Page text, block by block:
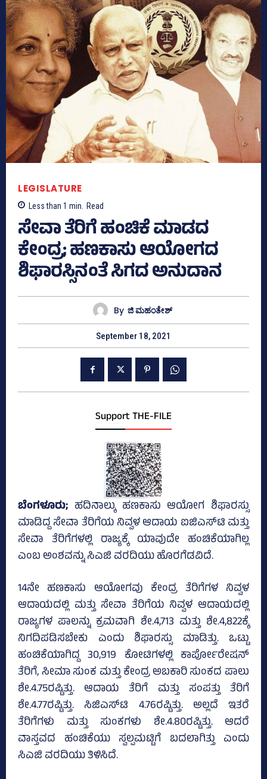
LEGISLATURE
Less than 1 min. Read
ಸೇವಾ ತೆರಿಗೆ ಹಂಚಿಕೆ ಮಾಡದ
ಕೇಂದ್ರ; ಹಣಕಾಸು ಆಯೋಗದ
ಶಿಫಾರಸ್ಸಿನಂತೆ ಸಿಗದ ಅನುದಾನ
By ಜಿ ಮಹಂತೇಶ್
September 18, 2021
Support THE-FILE
ಬೆಂಗಳೂರು; ಹದಿನಾಲ್ಕು ಹಣಕಾಸು ಆಯೋಗ ಶಿಫಾರಸ್ಸು
ಮಾಡಿದ್ದ ಸೇವಾ ತೆರಿಗೆಯ ನಿವ್ವಳ ಆದಾಯ ಐಜಿಎಸ್‌ಟಿ ಮತ್ತು
ಸೇವಾ ತೆರಿಗೆಗಳಲ್ಲಿ ರಾಜ್ಯಕ್ಕೆ ಯಾವುದೇ ಹಂಚಿಕೆಯಾಗಿಲ್ಲ
ಎಂಬ ಅಂಶವನ್ನು ಸಿಎಜಿ ವರದಿಯು ಹೊರಗೆಡವಿದೆ.
14ನೇ ಹಣಕಾಸು ಆಯೋಗವು ಕೇಂದ್ರ ತೆರಿಗೆಗಳ ನಿವ್ವಳ
ಆದಾಯದಲ್ಲಿ ಮತ್ತು ಸೇವಾ ತೆರಿಗೆಯ ನಿವ್ವಳ ಆದಾಯದಲ್ಲಿ
ರಾಜ್ಯಗಳ ಪಾಲನ್ನು ಕ್ರಮವಾಗಿ ಶೇ.4,713 ಮತ್ತು ಶೇ.4,822ಕ್ಕೆ
ನಿಗದಿಪಡಿಸಬೇಕು ಎಂದು ಶಿಫಾರಸ್ಸು ಮಾಡಿತ್ತು. ಒಟ್ಟು
ಹಂಚಿಕೆಯಾಗಿದ್ದ 30,919 ಕೋಟಿಗಳಲ್ಲಿ ಕಾರ್ಪೋರೇಷನ್‌
ತೆರಿಗೆ, ಸೀಮಾ ಸುಂಕ ಮತ್ತು ಕೇಂದ್ರ ಅಬಕಾರಿ ಸುಂಕದ ಪಾಲು
ಶೇ.4.75ರಷ್ಟಿತ್ತು. ಆದಾಯ ತೆರಿಗೆ ಮತ್ತು ಸಂಪತ್ತು ತೆರಿಗೆ
ಶೇ.4.77ರಷ್ಟಿತ್ತು. ಸಿಜಿಎಸ್‌ಟಿ 4.76ರಷ್ಟಿತ್ತು. ಅಲ್ಲದೆ ಇತರೆ
ತೆರಿಗೆಗಳು ಮತ್ತು ಸುಂಕಗಳು ಶೇ.4.80ರಷ್ಟಿತ್ತು. ಆದರೆ
ವಾಸ್ತವದ ಹಂಚಿಕೆಯು ಸ್ವಲ್ಪಮಟ್ಟಿಗೆ ಬದಲಾಗಿತ್ತು ಎಂದು
ಸಿಎಜಿ ವರದಿಯು ತಿಳಿಸಿದೆ.